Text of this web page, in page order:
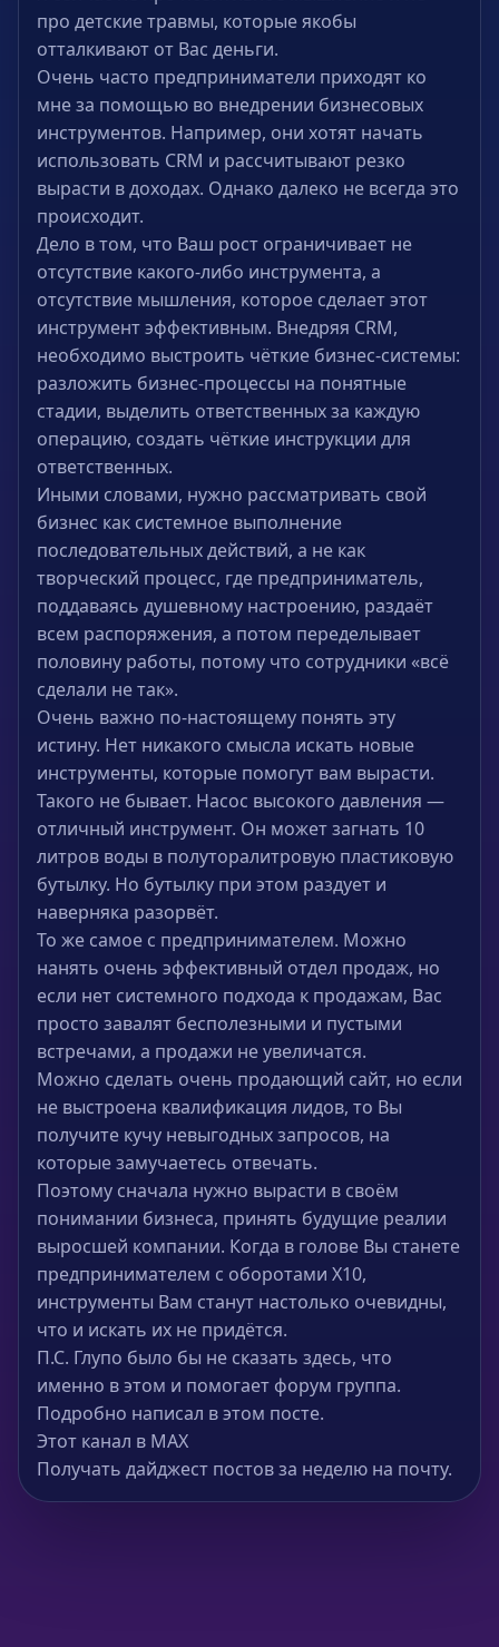
про детские травмы, которые якобы
отталкивают от Вас деньги.
Очень часто предприниматели приходят ко
мне за помощью во внедрении бизнесовых
инструментов. Например, они хотят начать
использовать CRM и рассчитывают резко
вырасти в доходах. Однако далеко не всегда это
происходит.
Дело в том, что Ваш рост ограничивает не
отсутствие какого-либо инструмента, а
отсутствие мышления, которое сделает этот
инструмент эффективным. Внедряя CRM,
необходимо выстроить чёткие бизнес-системы:
разложить бизнес-процессы на понятные
стадии, выделить ответственных за каждую
операцию, создать чёткие инструкции для
ответственных.
Иными словами, нужно рассматривать свой
бизнес как системное выполнение
последовательных действий, а не как
творческий процесс, где предприниматель,
поддаваясь душевному настроению, раздаёт
всем распоряжения, а потом переделывает
половину работы, потому что сотрудники «всё
сделали не так».
Очень важно по-настоящему понять эту
истину. Нет никакого смысла искать новые
инструменты, которые помогут вам вырасти.
Такого не бывает. Насос высокого давления —
отличный инструмент. Он может загнать 10
литров воды в полуторалитровую пластиковую
бутылку. Но бутылку при этом раздует и
наверняка разорвёт.
То же самое с предпринимателем. Можно
нанять очень эффективный отдел продаж, но
если нет системного подхода к продажам, Вас
просто завалят бесполезными и пустыми
встречами, а продажи не увеличатся.
Можно сделать очень продающий сайт, но если
не выстроена квалификация лидов, то Вы
получите кучу невыгодных запросов, на
которые замучаетесь отвечать.
Поэтому сначала нужно вырасти в своём
понимании бизнеса, принять будущие реалии
выросшей компании. Когда в голове Вы станете
предпринимателем с оборотами X10,
инструменты Вам станут настолько очевидны,
что и искать их не придётся.
П.С. Глупо было бы не сказать здесь, что
именно в этом и помогает форум группа.
Подробно написал в этом посте.
Этот канал в MAX
Получать дайджест постов за неделю на почту.